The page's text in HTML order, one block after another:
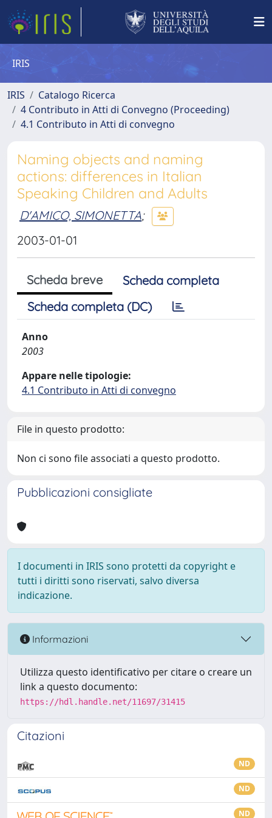
IRIS
IRIS
Catalogo Ricerca
4 Contributo in Atti di Convegno (Proceeding)
4.1 Contributo in Atti di convegno
Naming objects and naming
actions: differences in Italian
Speaking Children and Adults
D'AMICO, SIMONETTA;
2003-01-01
Scheda breve
Scheda completa
Scheda completa (DC)
Anno
2003
Appare nelle tipologie:
4.1 Contributo in Atti di convegno
File in questo prodotto:
Non ci sono file associati a questo prodotto.
Pubblicazioni consigliate
I documenti in IRIS sono protetti da copyright e
tutti i diritti sono riservati, salvo diversa
indicazione.
Informazioni
Utilizza questo identificativo per citare o creare un
link a questo documento:
https://hdl.handle.net/11697/31415
Citazioni
ND
ND
ND